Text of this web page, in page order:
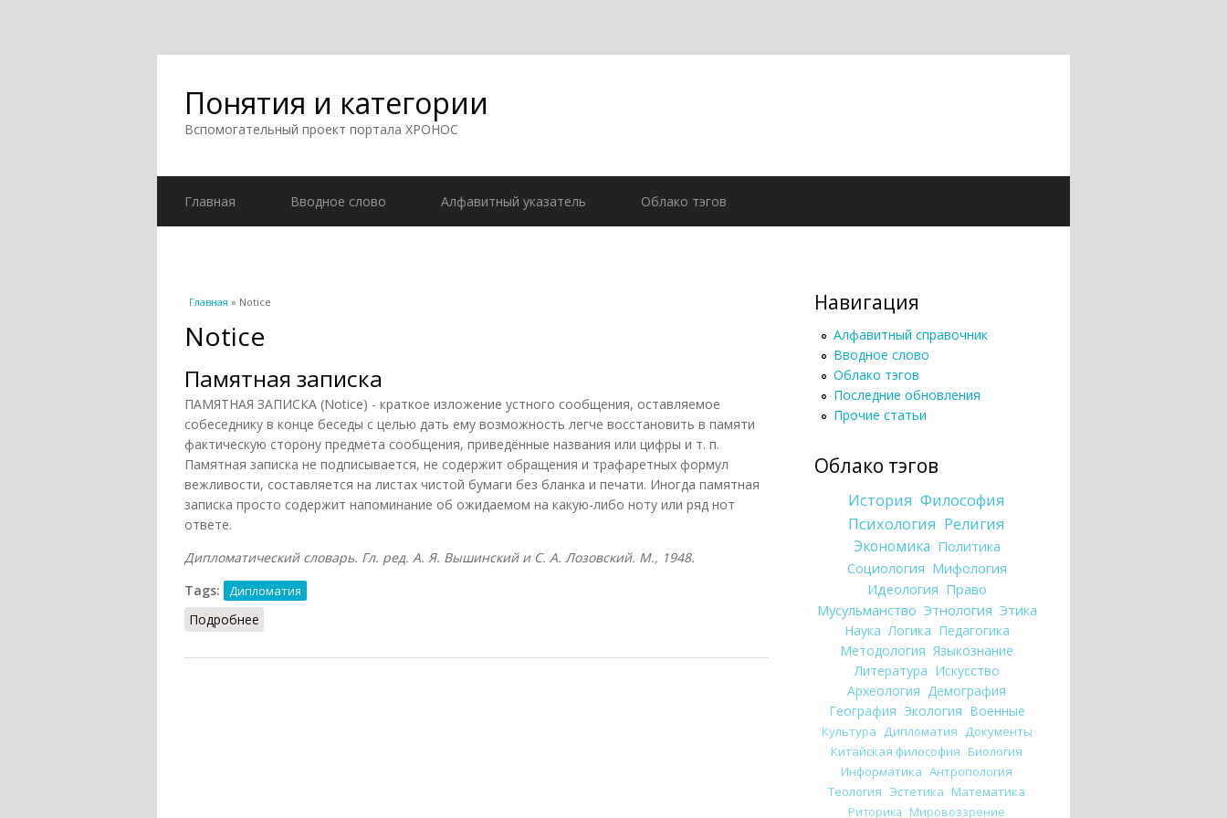
Понятия и категории
Вспомогательный проект портала ХРОНОС
Главная Вводное слово Алфавитный указатель Облако тэгов
Вы здесь
Главная » Notice
Notice
Памятная записка
ПАМЯТНАЯ ЗАПИСКА (Notice) - краткое изложение устного сообщения, оставляемое
собеседнику в конце беседы с целью дать ему возможность легче восстановить в памяти
фактическую сторону предмета сообщения, приведённые названия или цифры и т. п.
Памятная записка не подписывается, не содержит обращения и трафаретных формул
вежливости, составляется на листах чистой бумаги без бланка и печати. Иногда памятная
записка просто содержит напоминание об ожидаемом на какую-либо ноту или ряд нот
ответе.
Дипломатический словарь. Гл. ред. А. Я. Вышинский и С. А. Лозовский. М., 1948.
Tags:
Дипломатия
Подробнее
Навигация
Алфавитный справочник
Вводное слово
Облако тэгов
Последние обновления
Прочие статьи
Облако тэгов
История Философия
Психология Религия
Экономика Политика
Социология Мифология
Идеология Право
Мусульманство Этнология Этика
Наука Логика Педагогика
Методология Языкознание
Литература Искусство
Археология Демография
География Экология Военные
Культура Дипломатия Документы
Китайская философия Биология
Информатика Антропология
Теология Эстетика Математика
Риторика Мировоззрение